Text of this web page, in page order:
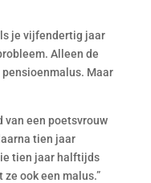
je vijfendertig jaar
Alleen de
Maar
van een poetsvrouw
tien jaar
tien jaar halftijds
ook een malus.”